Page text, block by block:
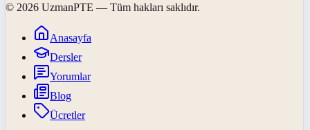
© 2026 UzmanPTE — Tüm hakları saklıdır.
Anasayfa
Dersler
Yorumlar
Blog
Ücretler